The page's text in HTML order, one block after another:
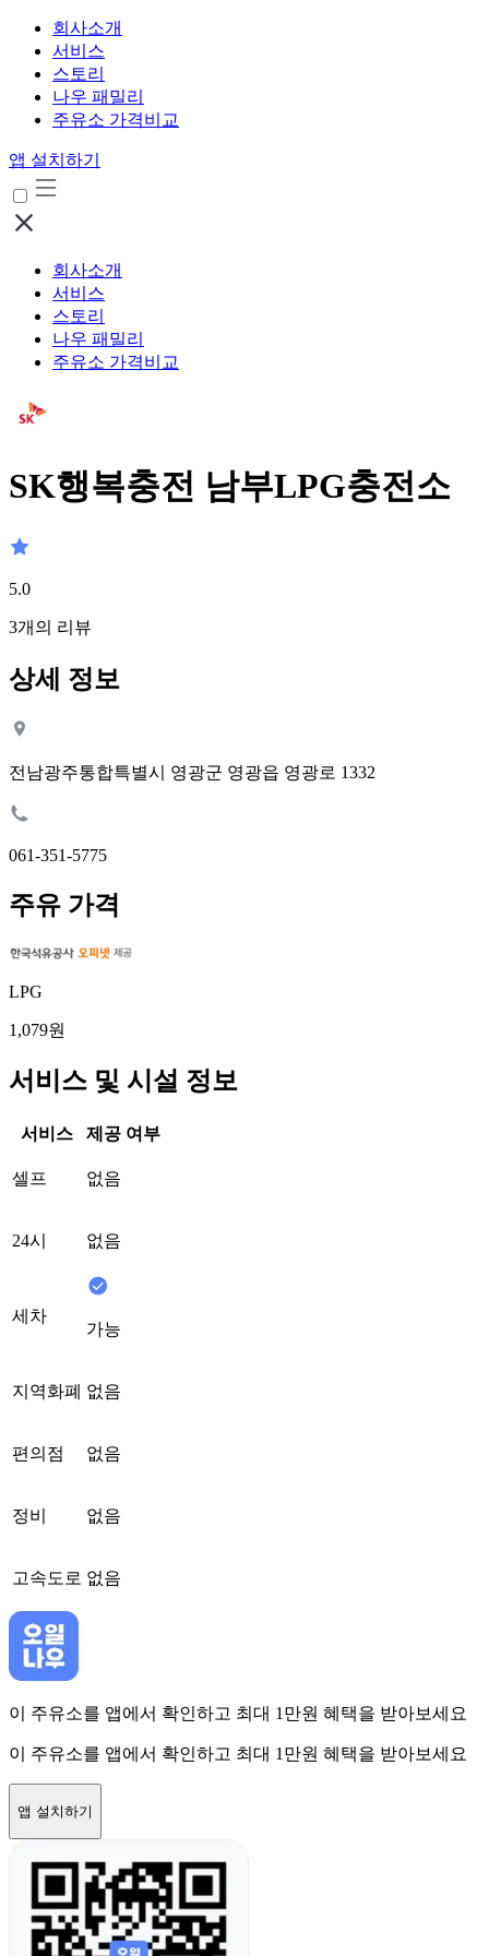
회사소개
서비스
스토리
나우 패밀리
주유소 가격비교
앱 설치하기
회사소개
서비스
스토리
나우 패밀리
주유소 가격비교
SK행복충전 남부LPG충전소
5.0
3개의 리뷰
상세 정보
전남광주통합특별시 영광군 영광읍 영광로 1332
061-351-5775
주유 가격
LPG
1,079원
서비스 및 시설 정보
서비스 제공 여부
셀프 없음
24시 없음
세차
가능
지역화폐 없음
편의점 없음
정비 없음
고속도로 없음
이 주유소를 앱에서 확인하고 최대 1만원 혜택을 받아보세요
이 주유소를 앱에서 확인하고 최대 1만원 혜택을 받아보세요
앱 설치하기